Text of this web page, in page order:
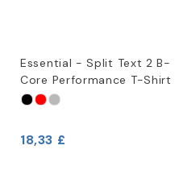
Essential - Split Text 2 B-
Core Performance T-Shirt
18,33 £